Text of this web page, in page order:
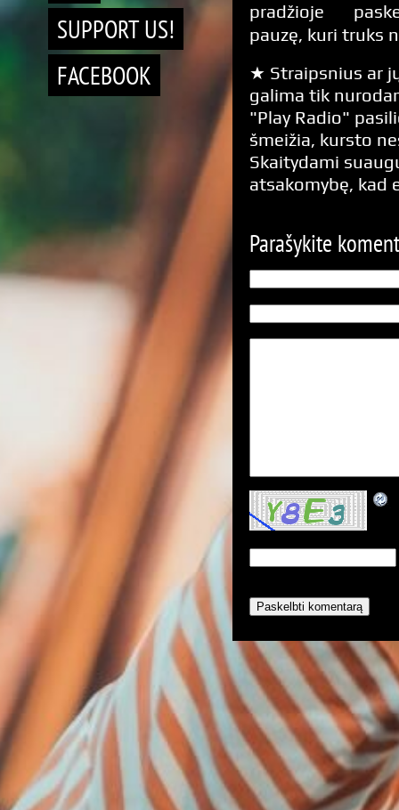
SUPPORT US!
FACEBOOK
pradžioje
pauzę, kuri truks
★ Straipsnius ar
galima tik
"Play Radio"
šmeižia, kursto
Skaitydami
atsakomybę, kad
Parašykite